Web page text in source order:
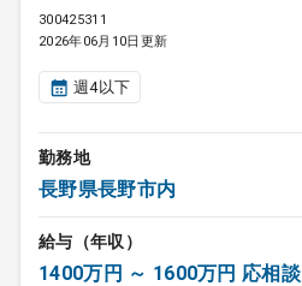
300425311
2026年06月10日更新
週4以下
勤務地
長野県長野市内
給与（年収）
1400万円 ～ 1600万円 応相談